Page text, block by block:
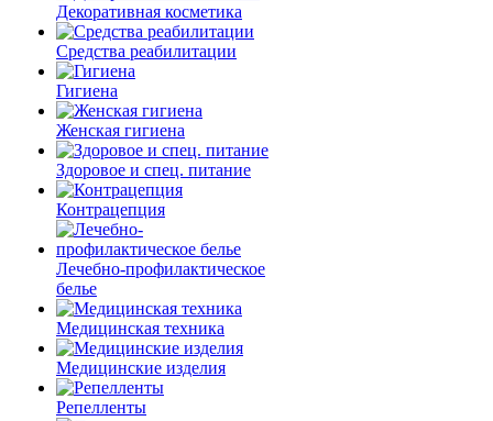
Декоративная косметика
Средства реабилитации
Гигиена
Женская гигиена
Здоровое и спец. питание
Контрацепция
Лечебно-профилактическое
белье
Медицинская техника
Медицинские изделия
Репелленты